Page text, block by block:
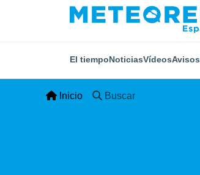
El tiempoNoticiasVídeosAvisos
Inicio Buscar